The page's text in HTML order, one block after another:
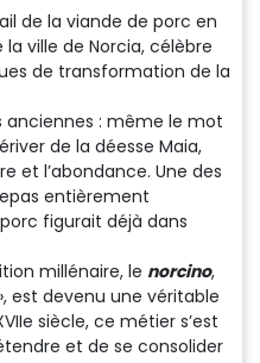
de la viande de porc en
ville de Norcia, célèbre
de transformation de la
anciennes : même le mot
de la déesse Maia,
et l’abondance. Une des
entièrement
figurait déjà dans
millénaire, le norcino,
est devenu une véritable
siècle, ce métier s’est
et de se consolider